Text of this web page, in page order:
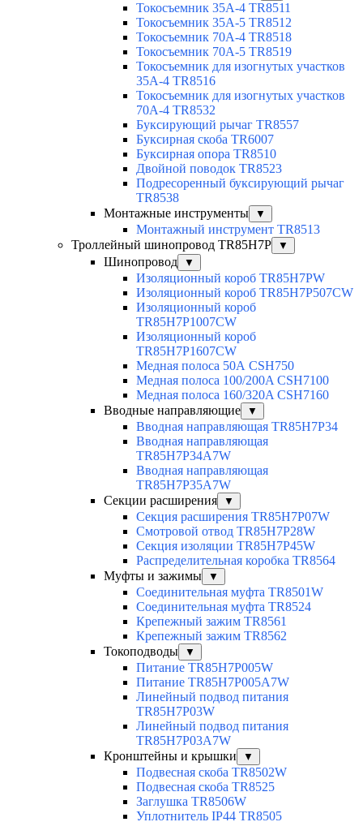
Токосъемник 35А-4 TR8511
Токосъемник 35А-5 TR8512
Токосъемник 70А-4 TR8518
Токосъемник 70А-5 TR8519
Токосъемник для изогнутых участков
35А-4 TR8516
Токосъемник для изогнутых участков
70А-4 TR8532
Буксирующий рычаг TR8557
Буксирная скоба TR6007
Буксирная опора TR8510
Двойной поводок TR8523
Подресоренный буксирующий рычаг
TR8538
Монтажные инструменты
▼
Монтажный инструмент TR8513
Троллейный шинопровод TR85H7P
▼
Шинопровод ▼
Изоляционный короб TR85H7PW
Изоляционный короб TR85H7P507CW
Изоляционный короб
TR85H7P1007CW
Изоляционный короб
TR85H7P1607CW
Медная полоса 50А CSH750
Медная полоса 100/200A CSH7100
Медная полоса 160/320A CSH7160
Вводные направляющие
▼
Вводная направляющая TR85H7P34
Вводная направляющая
TR85H7P34A7W
Вводная направляющая
TR85H7P35A7W
Секции расширения
▼
Секция расширения TR85H7P07W
Смотровой отвод TR85H7P28W
Секция изоляции TR85H7P45W
Распределительная коробка TR8564
Муфты и зажимы
▼
Соединительная муфта TR8501W
Соединительная муфта TR8524
Крепежный зажим TR8561
Крепежный зажим TR8562
Токоподводы
▼
Питание TR85H7P005W
Питание TR85H7P005A7W
Линейный подвод питания
TR85H7P03W
Линейный подвод питания
TR85H7P03A7W
Кронштейны и крышки
▼
Подвесная скоба TR8502W
Подвесная скоба TR8525
Заглушка TR8506W
Уплотнитель IP44 TR8505